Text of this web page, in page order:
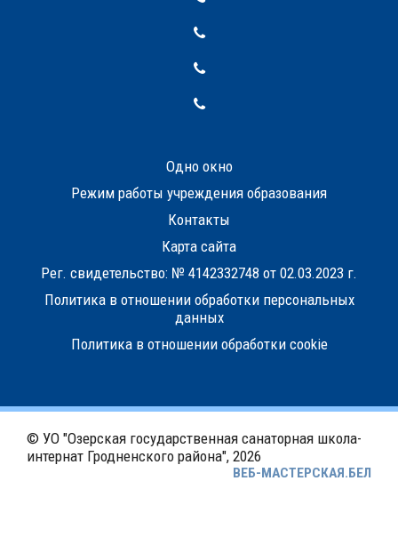
Одно окно
Режим работы учреждения образования
Контакты
Карта сайта
Рег. свидетельство: № 4142332748 от 02.03.2023 г.
Политика в отношении обработки персональных
данных
Политика в отношении обработки cookie
© УО "Озерская государственная санаторная школа-
интернат Гродненского района", 2026
ВЕБ-МАСТЕРСКАЯ.БЕЛ